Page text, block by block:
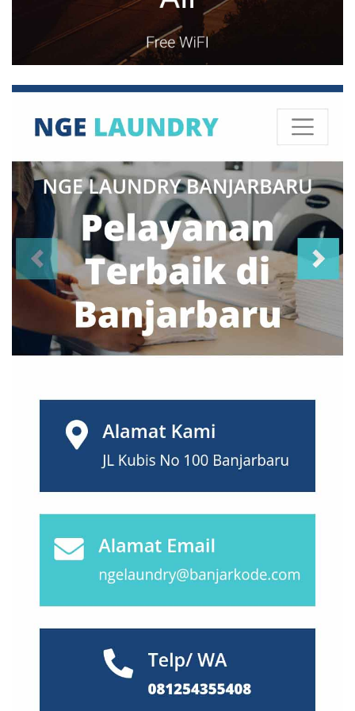
Lampung
Madiun (13)
(4)
(20)
Malang (83)
Manado (30)
Mataram (5)
Medan
Mojokerto
Palu
Pasuruan